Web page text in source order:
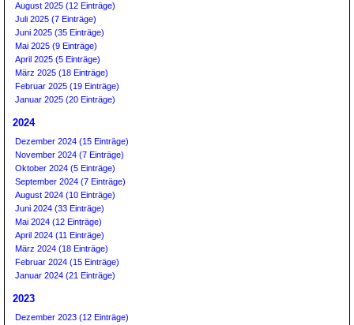
August 2025 (12 Einträge)
Juli 2025 (7 Einträge)
Juni 2025 (35 Einträge)
Mai 2025 (9 Einträge)
April 2025 (5 Einträge)
März 2025 (18 Einträge)
Februar 2025 (19 Einträge)
Januar 2025 (20 Einträge)
2024
Dezember 2024 (15 Einträge)
November 2024 (7 Einträge)
Oktober 2024 (5 Einträge)
September 2024 (7 Einträge)
August 2024 (10 Einträge)
Juni 2024 (33 Einträge)
Mai 2024 (12 Einträge)
April 2024 (11 Einträge)
März 2024 (18 Einträge)
Februar 2024 (15 Einträge)
Januar 2024 (21 Einträge)
2023
Dezember 2023 (12 Einträge)